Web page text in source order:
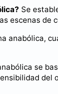
Se
escenas
anabólica,
se